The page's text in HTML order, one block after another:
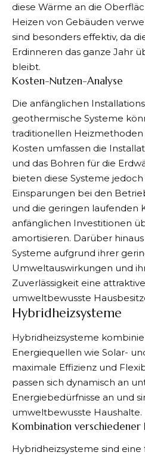
diese Wärme an die
Heizen von Gebäuden
sind besonders effektiv, da
Erdinneren das ganze Jahr
bleibt.
Kosten-Nutzen-Analyse
Die anfänglichen
geothermische Systeme
traditionellen Heizmethoden
Kosten umfassen die
und das Bohren für die
bieten diese Systeme
Einsparungen bei den
und die geringen laufenden
anfänglichen Investitionen
amortisieren. Darüber
Systeme aufgrund ihrer
Umweltauswirkungen und
Zuverlässigkeit eine
umweltbewusste
Hybridheizsysteme
Hybridheizsysteme
Energiequellen wie Solar-
maximale Effizienz und
passen sich dynamisch an
Energiebedürfnisse an und
umweltbewusste Haushalte.
Kombination verschiedener
Hybridheizsysteme sind eine